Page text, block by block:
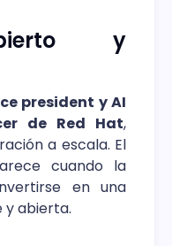
y
president y AI
de Red Hat,
a escala. El
cuando la
en una
abierta.